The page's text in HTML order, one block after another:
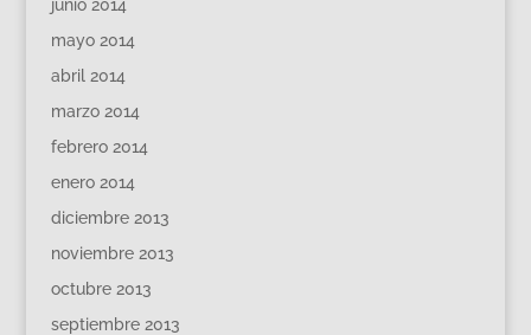
junio 2014
mayo 2014
abril 2014
marzo 2014
febrero 2014
enero 2014
diciembre 2013
noviembre 2013
octubre 2013
septiembre 2013